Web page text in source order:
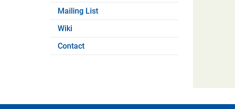
Mailing List
Wiki
Contact